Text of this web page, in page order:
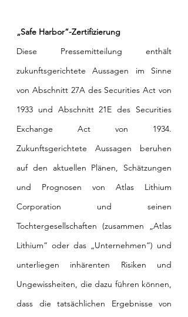
„Safe Harbor“-Zertifizierung
Diese Pressemitteilung enthält
zukunftsgerichtete Aussagen im Sinne
von Abschnitt 27A des Securities Act von
1933 und Abschnitt 21E des Securities
Exchange Act von 1934.
Zukunftsgerichtete Aussagen beruhen
auf den aktuellen Plänen, Schätzungen
und Prognosen von Atlas Lithium
Corporation und seinen
Tochtergesellschaften (zusammen „Atlas
Lithium“ oder das „Unternehmen“) und
unterliegen inhärenten Risiken und
Ungewissheiten, die dazu führen können,
dass die tatsächlichen Ergebnisse von